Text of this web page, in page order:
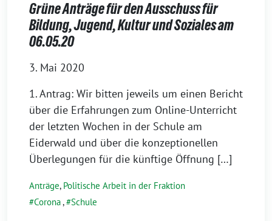
Grüne Anträge für den Ausschuss für
Bildung, Jugend, Kultur und Soziales am
06.05.20
3. Mai 2020
1. Antrag: Wir bitten jeweils um einen Bericht
über die Erfahrungen zum Online-Unterricht
der letzten Wochen in der Schule am
Eiderwald und über die konzeptionellen
Überlegungen für die künftige Öffnung […]
Anträge, Politische Arbeit in der Fraktion
Corona, Schule